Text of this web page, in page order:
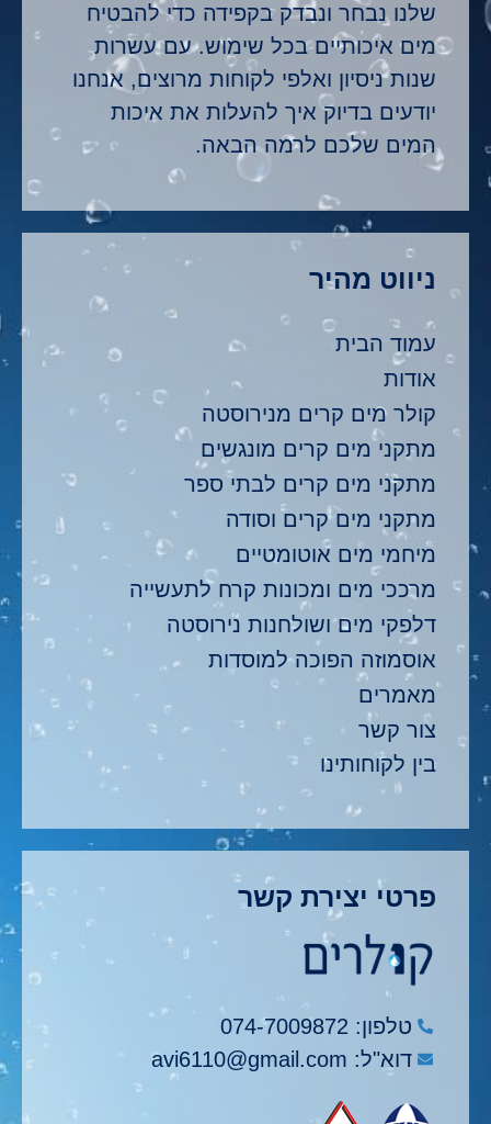
שלנו נבחר ונבדק בקפידה כדי להבטיח
מים איכותיים בכל שימוש. עם עשרות
שנות ניסיון ואלפי לקוחות מרוצים, אנחנו
יודעים בדיוק איך להעלות את איכות
המים שלכם לרמה הבאה.
ניווט מהיר
עמוד הבית
אודות
קולר מים קרים מנירוסטה
מתקני מים קרים מונגשים
מתקני מים קרים לבתי ספר
מתקני מים קרים וסודה
מיחמי מים אוטומטיים
מרככי מים ומכונות קרח לתעשייה
דלפקי מים ושולחנות נירוסטה
אוסמוזה הפוכה למוסדות
מאמרים
צור קשר
בין לקוחותינו
פרטי יצירת קשר
טלפון: 074-7009872
דוא"ל: avi6110@gmail.com